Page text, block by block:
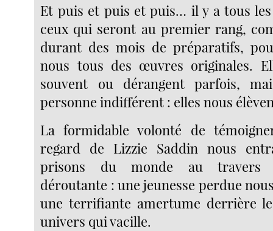
Et puis et puis et puis… il y a tous
ceux qui seront au premier rang,
durant des mois de préparatifs,
nous tous des œuvres originales.
souvent ou dérangent parfois,
personne indifférent : elles nous
La formidable volonté de
regard de Lizzie Saddin nous
prisons du monde au travers
déroutante : une jeunesse perdue
une terrifiante amertume derrière
univers qui vacille.